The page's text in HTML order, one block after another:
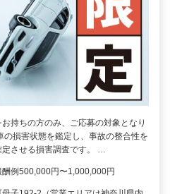
お持ちの方のみ、ご応募の対象となり
の損害状態を鑑定し、事故の整合性を
させる損害調査です。 …
例500,000円〜1,000,000円